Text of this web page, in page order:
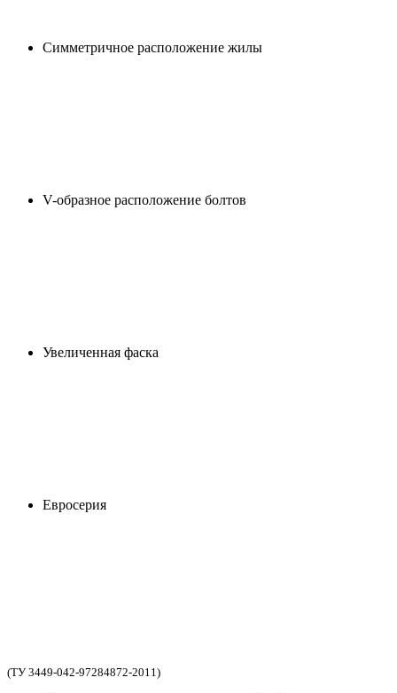
Cимметричное расположение жилы
V-образное расположение болтов
Увеличенная фаска
Евросерия
(ТУ 3449-042-97284872-2011)